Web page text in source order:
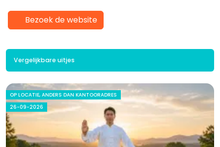
Bezoek de website
Vergelijkbare uitjes
OP LOCATIE, ANDERS DAN KANTOORADRES
26-09-2026